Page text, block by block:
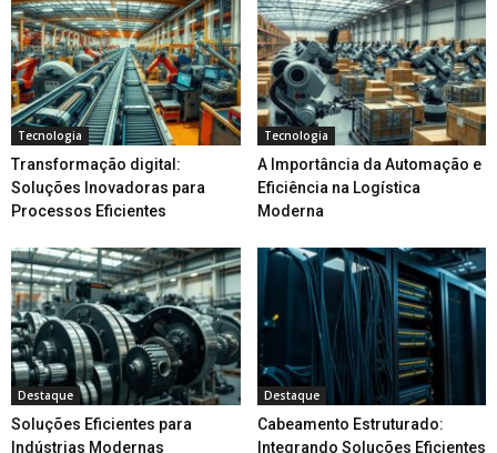
Tecnologia
Transformação digital:
Soluções Inovadoras para
Processos Eficientes
Tecnologia
A Importância da Automação e
Eficiência na Logística
Moderna
Destaque
Soluções Eficientes para
Indústrias Modernas
Destaque
Cabeamento Estruturado:
Integrando Soluções Eficientes